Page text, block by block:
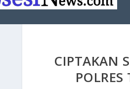
CIPTAKAN